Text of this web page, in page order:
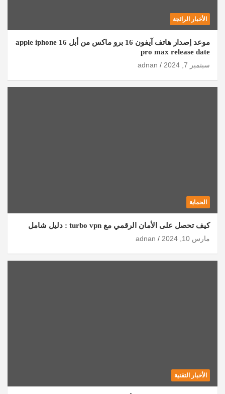
الأخبار الرائجة
موعد إصدار هاتف آيفون 16 برو ماكس من أبل apple iphone 16
pro max release date
سبتمبر 7, 2024
adnan
الحماية
كيف تحصل على الأمان الرقمي مع turbo vpn : دليل شامل
مارس 10, 2024
adnan
الأخبار التقنية